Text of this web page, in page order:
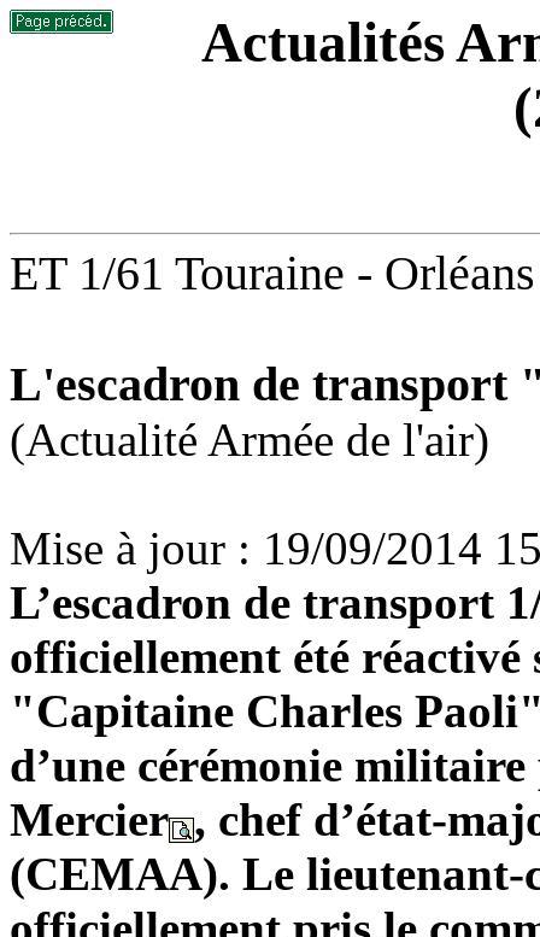
Actualités
ET 1/61 Touraine -
L'escadron de transport
(Actualité Armée de l'air)
Mise à jour : 19/09/2014
L’escadron de transport
officiellement été réactivé
"Capitaine Charles
d’une cérémonie
Mercier , chef d’état-
(CEMAA). Le